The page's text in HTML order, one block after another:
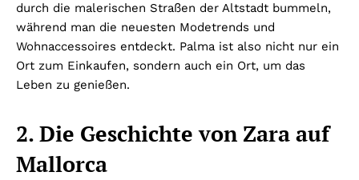
durch die malerischen Straßen der Altstadt bummeln,
während man die neuesten Modetrends und
Wohnaccessoires entdeckt. Palma ist also nicht nur ein
Ort zum Einkaufen, sondern auch ein Ort, um das
Leben zu genießen.
2. Die Geschichte von Zara auf
Mallorca